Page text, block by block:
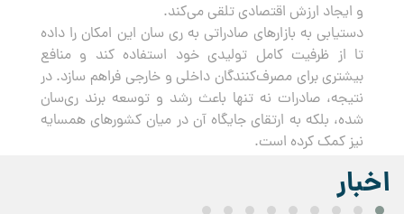
و ایجاد ارزش اقتصادی تلقی می‌کند.
دستیابی به بازارهای صادراتی به ری سان این امکان را داده
تا از ظرفیت کامل تولیدی خود استفاده کند و منافع
بیشتری برای مصرف‌کنندگان داخلی و خارجی فراهم سازد. در
نتیجه، صادرات نه تنها باعث رشد و توسعه برند ری‌سان
شده، بلکه به ارتقای جایگاه آن در میان کشورهای همسایه
نیز کمک کرده است.
اخبار